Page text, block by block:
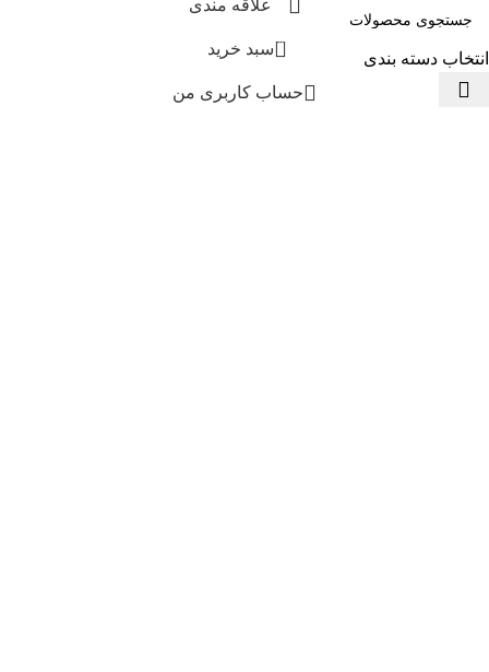
انتخاب دسته بندی
علاقه مندی
0 سبد خرید
حساب کاربری من